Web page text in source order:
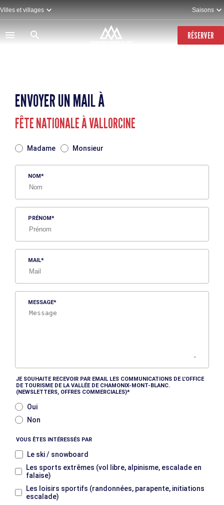
Aller
au
contenu
principal
Villes et villages Saisons
RÉSERVER
ENVOYER UN MAIL À
FÊTE NATIONALE À VALLORCINE
Madame Monsieur
NOM
PRÉNOM
MAIL
MESSAGE
JE SOUHAITE RECEVOIR PAR EMAIL LES COMMUNICATIONS DE L'OFFICE
DE TOURISME DE LA VALLÉE DE CHAMONIX-MONT-BLANC.
(NEWSLETTERS, OFFRES COMMERCIALES)
Oui
Non
VOUS ÊTES INTÉRESSÉS PAR
Le ski / snowboard
Les sports extrêmes (vol libre, alpinisme, escalade en
falaise)
Les loisirs sportifs (randonnées, parapente, initiations
escalade)